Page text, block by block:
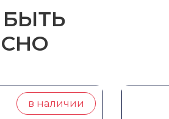
в наличии